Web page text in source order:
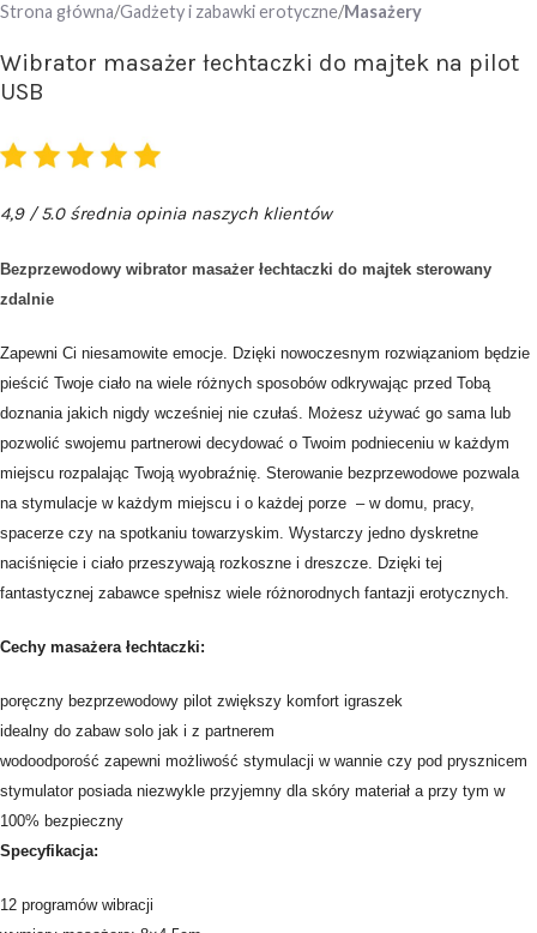
Strona główna Gadżety i zabawki erotyczne Masażery
Wibrator masażer łechtaczki do majtek na pilot
USB
4,9 / 5.0 średnia opinia naszych klientów
Bezprzewodowy wibrator masażer łechtaczki do majtek sterowany
zdalnie
Zapewni Ci niesamowite emocje. Dzięki nowoczesnym rozwiązaniom będzie
pieścić Twoje ciało na wiele różnych sposobów odkrywając przed Tobą
doznania jakich nigdy wcześniej nie czułaś. Możesz używać go sama lub
pozwolić swojemu partnerowi decydować o Twoim podnieceniu w każdym
miejscu rozpalając Twoją wyobraźnię. Sterowanie bezprzewodowe pozwala
na stymulacje w każdym miejscu i o każdej porze – w domu, pracy,
spacerze czy na spotkaniu towarzyskim. Wystarczy jedno dyskretne
naciśnięcie i ciało przeszywają rozkoszne i dreszcze. Dzięki tej
fantastycznej zabawce spełnisz wiele różnorodnych fantazji erotycznych.
Cechy masażera łechtaczki:
poręczny bezprzewodowy pilot zwiększy komfort igraszek
idealny do zabaw solo jak i z partnerem
wodoodporość zapewni możliwość stymulacji w wannie czy pod prysznicem
stymulator posiada niezwykle przyjemny dla skóry materiał a przy tym w
100% bezpieczny
Specyfikacja:
12 programów wibracji